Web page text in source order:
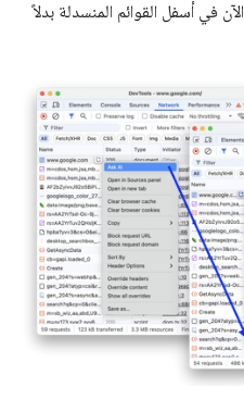
الآن في أسفل القوائم المنسدلة بدلاً